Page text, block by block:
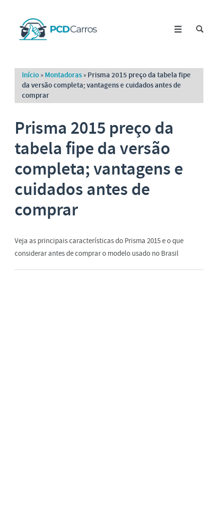
Início » Montadoras » Prisma 2015 preço da tabela fipe
da versão completa; vantagens e cuidados antes de
comprar
Prisma 2015 preço da
tabela fipe da versão
completa; vantagens e
cuidados antes de
comprar
Veja as principais características do Prisma 2015 e o que
considerar antes de comprar o modelo usado no Brasil